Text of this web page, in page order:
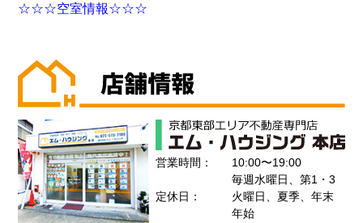
☆☆☆空室情報☆☆☆
営業時間： 10:00〜19:00
定休日：
毎週水曜日、第1・3
火曜日、夏季、年末
年始